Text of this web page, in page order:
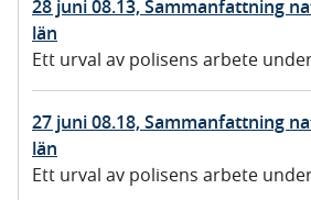
28 juni 08.13, Sammanfattning
län
Ett urval av polisens arbete
27 juni 08.18, Sammanfattning
län
Ett urval av polisens arbete